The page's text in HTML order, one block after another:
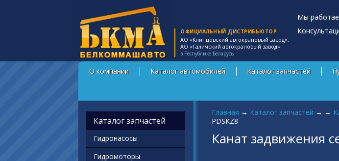
ОФИЦИАЛЬНЫЙ ДИСТРИБЬЮТОР
АО «Клинцовский автокрановый завод»,
АО «Галичский автокрановый завод»
в Республике Беларусь
Мы
О компании Каталог автомобилей Каталог запчастей
Главная → Каталог запчастей → →
PDSKZ8
Канат задвижения
Каталог запчастей
Гидронасосы
Гидромоторы